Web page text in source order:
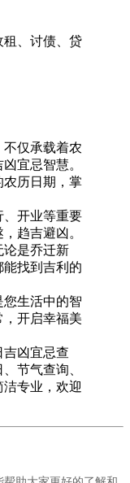
租、讨债、贷
仅承载着农
宜忌智慧。
农历日期，掌
、开业等重要
趋吉避凶。
论是乔迁新
能找到吉利的
生活中的智
开启幸福美
凶宜忌查
节气查询、
专业，欢迎